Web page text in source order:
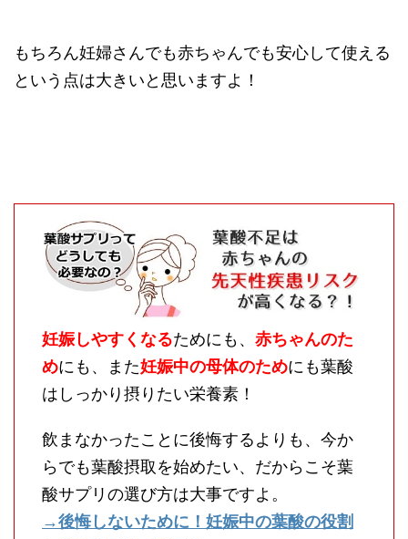
もちろん妊婦さんでも赤ちゃんでも安心して使える
という点は大きいと思いますよ！
妊娠しやすくなるためにも、 赤ちゃんのた
めにも、また妊娠中の母体のためにも葉酸
はしっかり摂りたい栄養素！
飲まなかったことに後悔するよりも、今か
らでも葉酸摂取を始めたい、だからこそ葉
酸サプリの選び方は大事ですよ。
→後悔しないために！妊娠中の葉酸の役割